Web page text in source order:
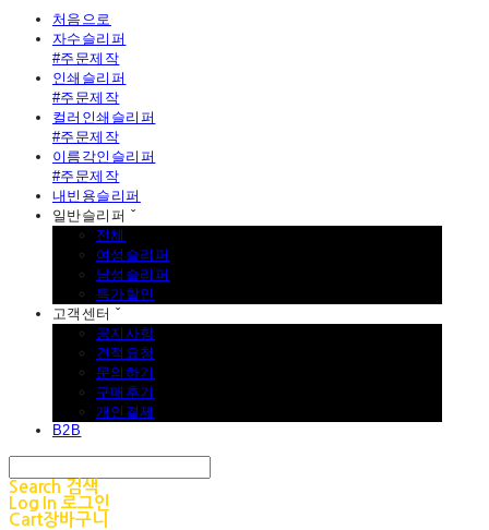
처음으로
자수슬리퍼
#주문제작
인쇄슬리퍼
#주문제작
컬러인쇄슬리퍼
#주문제작
이름각인슬리퍼
#주문제작
내빈용슬리퍼
일반슬리퍼 ˇ
전체
여성슬리퍼
남성슬리퍼
특가할인
고객센터 ˇ
공지사항
견적요청
문의하기
구매후기
개인결제
B2B
Search 검색
Log In 로그인
Cart장바구니